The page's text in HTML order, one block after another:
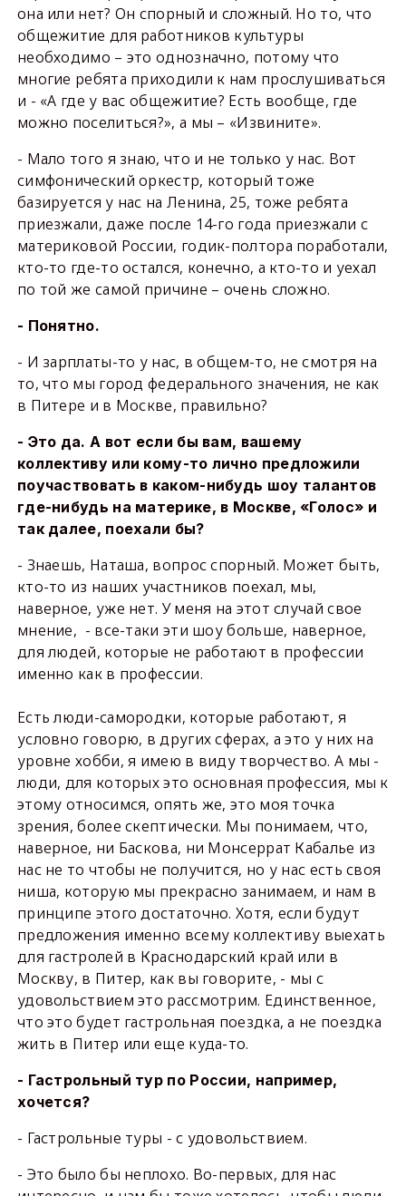
она или нет? Он спорный и сложный. Но то, что
общежитие для работников культуры
необходимо – это однозначно, потому что
многие ребята приходили к нам прослушиваться
и - «А где у вас общежитие? Есть вообще, где
можно поселиться?», а мы – «Извините».
- Мало того я знаю, что и не только у нас. Вот
симфонический оркестр, который тоже
базируется у нас на Ленина, 25, тоже ребята
приезжали, даже после 14-го года приезжали с
материковой России, годик-полтора поработали,
кто-то где-то остался, конечно, а кто-то и уехал
по той же самой причине – очень сложно.
- Понятно.
- И зарплаты-то у нас, в общем-то, не смотря на
то, что мы город федерального значения, не как
в Питере и в Москве, правильно?
- Это да. А вот если бы вам, вашему
коллективу или кому-то лично предложили
поучаствовать в каком-нибудь шоу талантов
где-нибудь на материке, в Москве, «Голос» и
так далее, поехали бы?
- Знаешь, Наташа, вопрос спорный. Может быть,
кто-то из наших участников поехал, мы,
наверное, уже нет. У меня на этот случай свое
мнение, - все-таки эти шоу больше, наверное,
для людей, которые не работают в профессии
именно как в профессии.
Есть люди-самородки, которые работают, я
условно говорю, в других сферах, а это у них на
уровне хобби, я имею в виду творчество. А мы -
люди, для которых это основная профессия, мы к
этому относимся, опять же, это моя точка
зрения, более скептически. Мы понимаем, что,
наверное, ни Баскова, ни Монсеррат Кабалье из
нас не то чтобы не получится, но у нас есть своя
ниша, которую мы прекрасно занимаем, и нам в
принципе этого достаточно. Хотя, если будут
предложения именно всему коллективу выехать
для гастролей в Краснодарский край или в
Москву, в Питер, как вы говорите, - мы с
удовольствием это рассмотрим. Единственное,
что это будет гастрольная поездка, а не поездка
жить в Питер или еще куда-то.
- Гастрольный тур по России, например,
хочется?
- Гастрольные туры - с удовольствием.
- Это было бы неплохо. Во-первых, для нас